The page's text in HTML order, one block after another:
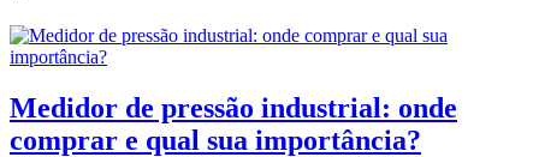
Medidor de pressão industrial: onde
comprar e qual sua importância?